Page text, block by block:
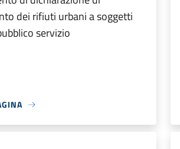
dei rifiuti urbani a soggetti
servizio